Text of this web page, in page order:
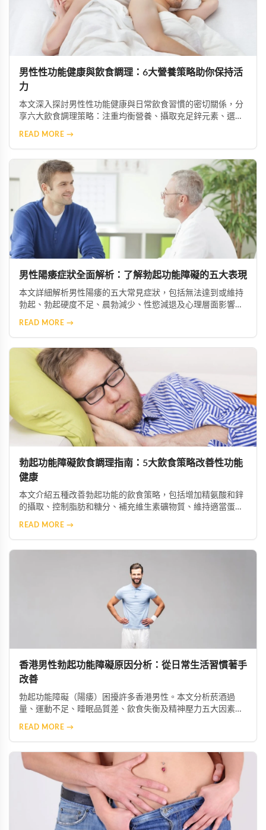
男性性功能健康與飲食調理：6大營養策略助你保持活
力
本文深入探討男性性功能健康與日常飲食習慣的密切關係，分
享六大飲食調理策略：注重均衡營養、攝取充足鋅元素、選擇
READ MORE →
男性陽痿症狀全面解析：了解勃起功能障礙的五大表現
本文詳細解析男性陽痿的五大常見症狀，包括無法達到或維持
勃起、勃起硬度不足、晨勃減少、性慾減退及心理層面影響。
READ MORE →
勃起功能障礙飲食調理指南：5大飲食策略改善性功能
健康
本文介紹五種改善勃起功能的飲食策略，包括增加精氨酸和鋅
的攝取、控制脂肪和糖分、補充維生素礦物質、維持適當蛋白
READ MORE →
香港男性勃起功能障礙原因分析：從日常生活習慣著手
改善
勃起功能障礙（陽痿）困擾許多香港男性。本文分析菸酒過
量、運動不足、睡眠品質差、飲食失衡及精神壓力五大因素如
READ MORE →